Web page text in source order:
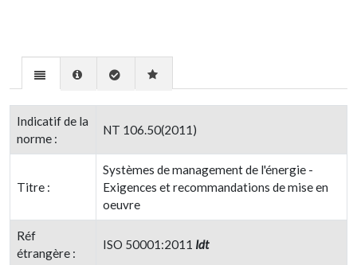
Indicatif de la
norme :
NT 106.50(2011)
Titre :
Systèmes de management de l'énergie -
Exigences et recommandations de mise en
oeuvre
Réf
étrangère :
ISO 50001:2011 Idt